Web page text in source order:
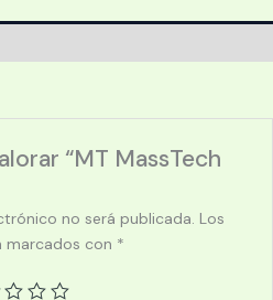
“MT MassTech
no será publicada. Los
marcados con *